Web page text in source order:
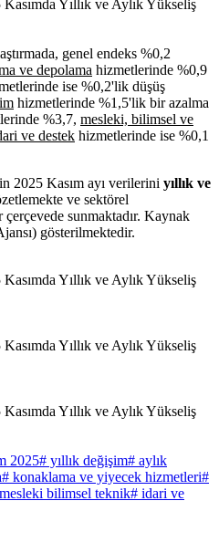
genel endeks %0,2
ve depolama hizmetlerinde %0,9
ise %0,2'lik düşüş
hizmetlerinde %1,5'lik bir azalma
%3,7, mesleki, bilimsel ve
ve destek hizmetlerinde ise %0,1
2025 Kasım ayı verilerini yıllık ve
ve sektörel
çerçevede sunmaktadır. Kaynak
gösterilmektedir.
2025# yıllık değişim# aylık
# konaklama ve yiyecek hizmetleri#
bilimsel teknik# idari ve